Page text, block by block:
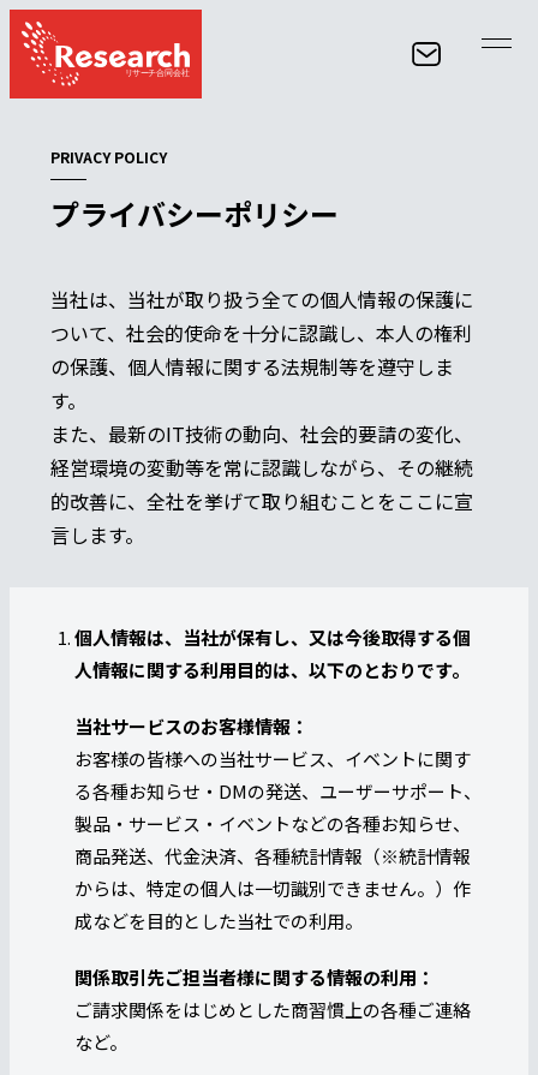
経験豊富なスタッフがお客様のWEB集客に関するあ
ます。
CONTACT
PRIVACY POLICY
プライバシーポリシー
当社は、当社が取り扱う全ての個人情報の保護に
ついて、社会的使命を十分に認識し、本人の権利
の保護、個人情報に関する法規制等を遵守しま
す。
また、最新のIT技術の動向、社会的要請の変化、
経営環境の変動等を常に認識しながら、その継続
的改善に、全社を挙げて取り組むことをここに宣
言します。
個人情報は、当社が保有し、又は今後取得する個
人情報に関する利用目的は、以下のとおりです。
当社サービスのお客様情報：
お客様の皆様への当社サービス、イベントに関す
る各種お知らせ・DMの発送、ユーザーサポート、
製品・サービス・イベントなどの各種お知らせ、
商品発送、代金決済、各種統計情報（※統計情報
からは、特定の個人は一切識別できません。）作
成などを目的とした当社での利用。
関係取引先ご担当者様に関する情報の利用：
ご請求関係をはじめとした商習慣上の各種ご連絡
など。